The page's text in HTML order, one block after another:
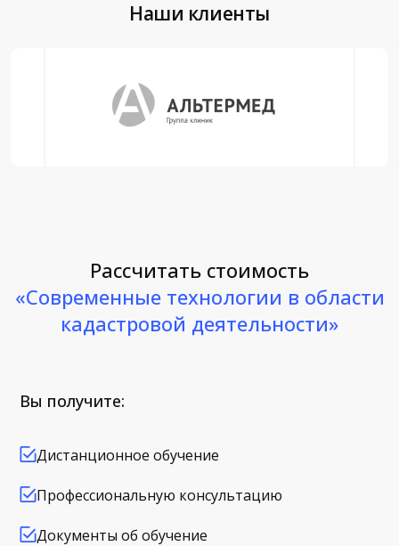
Наши клиенты
Рассчитать стоимость
«Современные технологии в области
кадастровой деятельности»
Вы получите:
Дистанционное обучение
Профессиональную консультацию
Документы об обучение